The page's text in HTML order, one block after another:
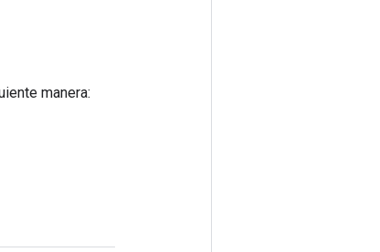
manera: